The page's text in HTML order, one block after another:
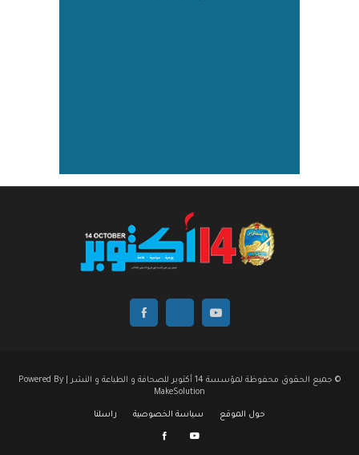
© جميع الحقوق محفوظة لمؤسسة 14 أكتوبر للصحافة و الطباعة و النشر | Powered By
MakeSolution
حول الموقع سياسة الخصوصية راسلنا